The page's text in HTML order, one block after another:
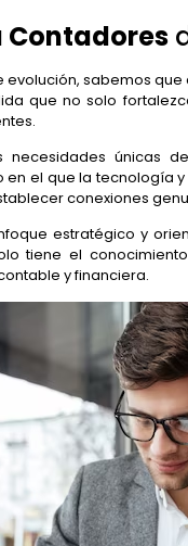
sabemos
que no solo
necesidades únicas
en el que la tecnología
conexiones
estratégico y
tiene el
y financiera.